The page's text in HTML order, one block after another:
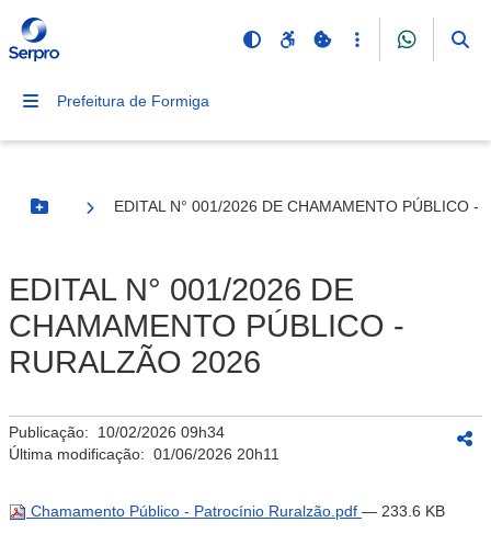
Prefeitura de Formiga
Botão Menu
EDITAL N° 001/2026 DE CHAMAMENTO PÚBLICO -
EDITAL N° 001/2026 DE
CHAMAMENTO PÚBLICO -
RURALZÃO 2026
Publicação: 10/02/2026 09h34
Última modificação: 01/06/2026 20h11
Chamamento Público - Patrocínio Ruralzão.pdf — 233.6 KB